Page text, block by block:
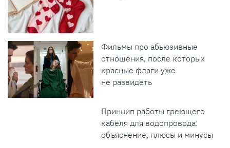
Фильмы про абьюзивные
отношения, после которых
красные флаги уже
не развидеть
Принцип работы греющего
кабеля для водопровода:
объяснение, плюсы и минусы